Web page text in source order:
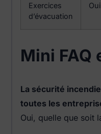
Exercices
d’évacuation
Oui
Mini FAQ
La sécurité
toutes les
Oui, quelle que soit